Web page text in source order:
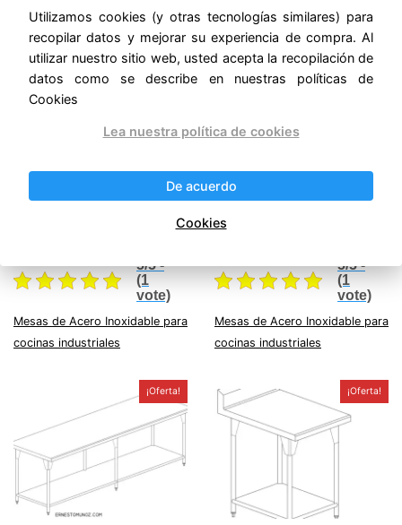
Productos relacionados
¡Oferta!
MESA DE TRABAJO EN
$16,777.50.
Current
$14,596.43.
5/5 -
(1
vote)
Mesas de Acero Inoxidable para
cocinas industriales
MESA DE TRABAJO A
$13,162.50
$13,162.50.
5/5 -
(1
vote)
Mesas de Acero Inoxidable para
cocinas industriales
¡Oferta! ¡Oferta!
Utilizamos cookies (y otras tecnologías similares) para
recopilar datos y mejorar su experiencia de compra. Al
utilizar nuestro sitio web, usted acepta la recopilación de
datos como se describe en nuestras políticas de
Cookies
Lea nuestra política de cookies
De acuerdo
Cookies